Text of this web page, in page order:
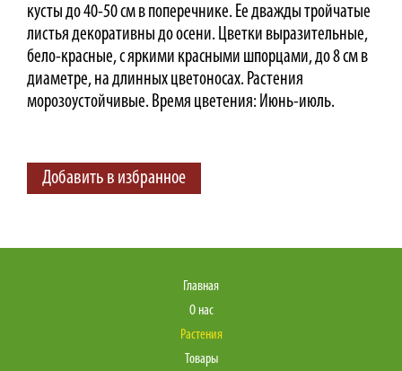
кусты до 40-50 см в поперечнике. Ее дважды тройчатые
листья декоративны до осени. Цветки выразительные,
бело-красные, с яркими красными шпорцами, до 8 см в
диаметре, на длинных цветоносах. Растения
морозоустойчивые. Время цветения: Июнь-июль.
Добавить в избранное
Главная
О нас
Растения
Товары